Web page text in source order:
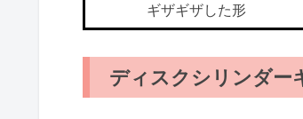
ギザギザした形
ディスクシリンダー